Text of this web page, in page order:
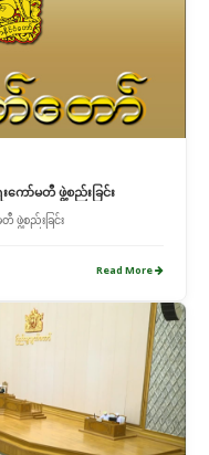
ကော်မတီ ဖွဲ့စည်းခြင်း
ဖွဲ့စည်းခြင်း
Read More